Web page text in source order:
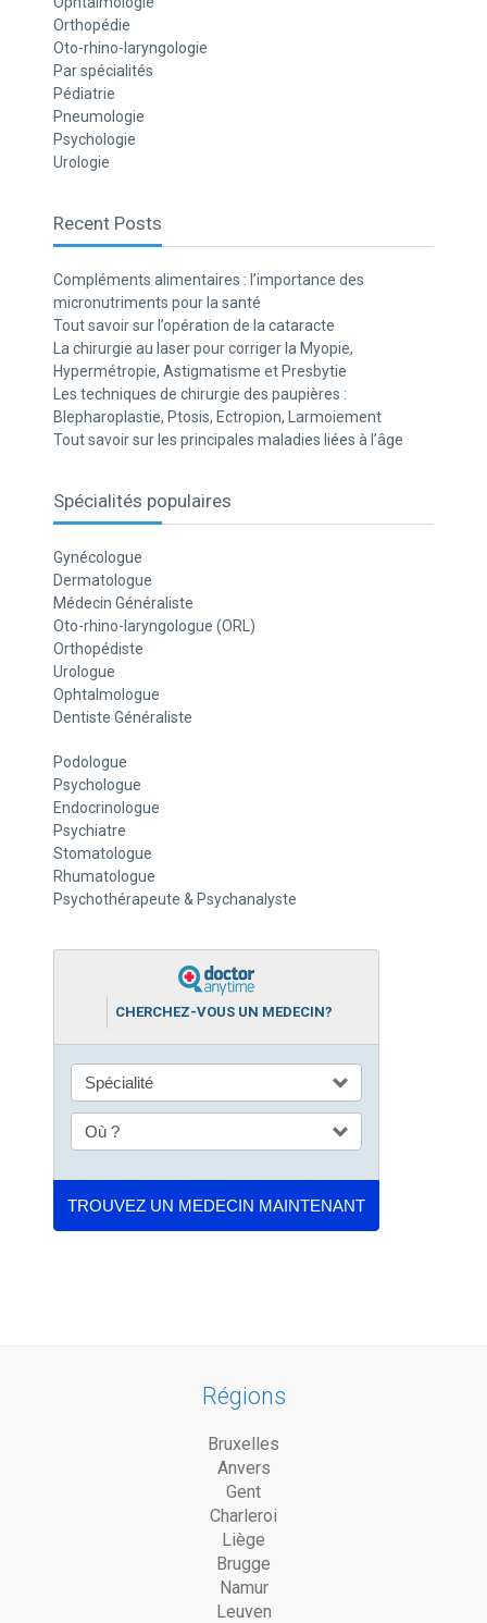
Orthopédie
Oto-rhino-laryngologie
Par spécialités
Pédiatrie
Pneumologie
Psychologie
Urologie
Recent Posts
Compléments alimentaires : l’importance des
micronutriments pour la santé
Tout savoir sur l’opération de la cataracte
La chirurgie au laser pour corriger la Myopie,
Hypermétropie, Astigmatisme et Presbytie
Les techniques de chirurgie des paupières :
Blepharoplastie, Ptosis, Ectropion, Larmoiement
Tout savoir sur les principales maladies liées à l’âge
Spécialités populaires
Gynécologue
Dermatologue
Médecin Généraliste
Oto-rhino-laryngologue (ORL)
Orthopédiste
Urologue
Ophtalmologue
Dentiste Généraliste
Podologue
Psychologue
Endocrinologue
Psychiatre
Stomatologue
Rhumatologue
Psychothérapeute & Psychanalyste
CHERCHEZ-VOUS UN MEDECIN?
Régions
Bruxelles
Anvers
Gent
Charleroi
Liège
Brugge
Namur
Leuven